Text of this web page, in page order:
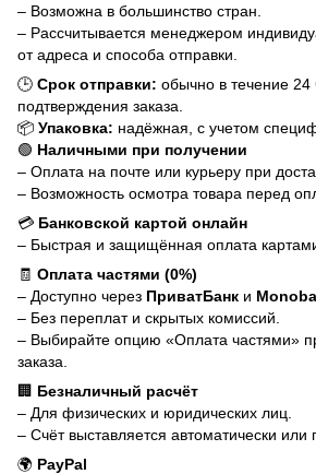
– Возможна в большинство стран.
– Рассчитывается менеджером
от адреса и способа отправки.
🕒 Срок отправки: обычно в течение 24
подтверждения заказа.
📦 Упаковка: надёжная, с учетом
🟢 Наличными при получении
– Оплата на почте или курьеру при
– Возможность осмотра товара перед
💳 Банковской картой онлайн
– Быстрая и защищённая оплата
🧾 Оплата частями (0%)
– Доступно через ПриватБанк и
– Без переплат и скрытых комиссий.
– Выбирайте опцию «Оплата частями»
заказа.
🏢 Безналичный расчёт
– Для физических и юридических лиц.
– Счёт выставляется автоматически или
🌍 PayPal